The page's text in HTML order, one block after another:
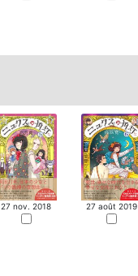
27 nov. 2018 27 août 2019